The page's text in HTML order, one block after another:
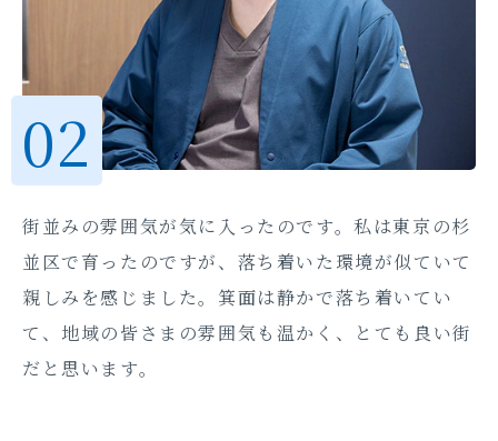
街並みの雰囲気が気に入ったのです。私は東京の杉
並区で育ったのですが、落ち着いた環境が似ていて
親しみを感じました。箕面は静かで落ち着いてい
て、地域の皆さまの雰囲気も温かく、とても良い街
だと思います。